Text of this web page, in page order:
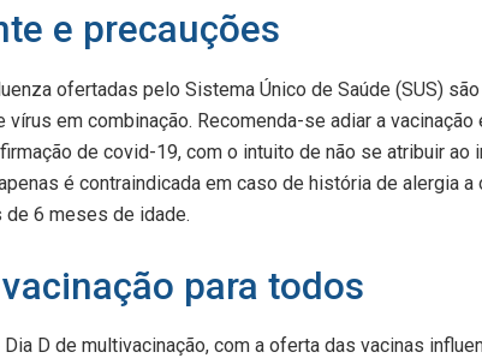
e precauções
ofertadas pelo Sistema Único de Saúde (SUS)
em combinação. Recomenda-se adiar a
de covid-19, com o intuito de não se atribuir ao
é contraindicada em caso de história de alergia
de 6 meses de idade.
para todos
D de multivacinação, com a oferta das vacinas